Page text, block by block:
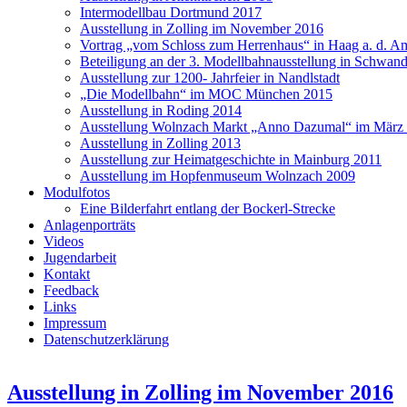
Intermodellbau Dortmund 2017
Ausstellung in Zolling im November 2016
Vortrag „vom Schloss zum Herrenhaus“ in Haag a. d.
Beteiligung an der 3. Modellbahnausstellung in
Ausstellung zur 1200- Jahrfeier in Nandlstadt
„Die Modellbahn“ im MOC München 2015
Ausstellung in Roding 2014
Ausstellung Wolnzach Markt „Anno Dazumal“ im März
Ausstellung in Zolling 2013
Ausstellung zur Heimatgeschichte in Mainburg 2011
Ausstellung im Hopfenmuseum Wolnzach 2009
Modulfotos
Eine Bilderfahrt entlang der Bockerl-Strecke
Anlagenporträts
Videos
Jugendarbeit
Kontakt
Feedback
Links
Impressum
Datenschutzerklärung
Ausstellung in Zolling im November 2016